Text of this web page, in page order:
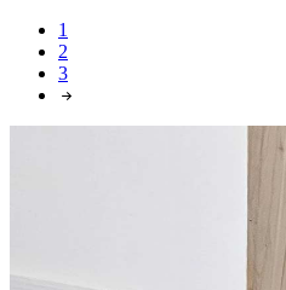
1
2
3